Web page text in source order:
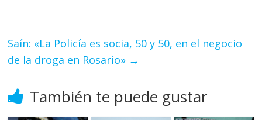
Saín: «La Policía es socia, 50 y 50, en el negocio
de la droga en Rosario» →
También te puede gustar